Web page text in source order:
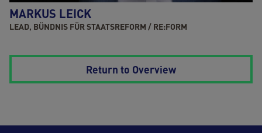
MARKUS LEICK
LEAD, BÜNDNIS FÜR STAATSREFORM / RE:FORM
Return to Overview